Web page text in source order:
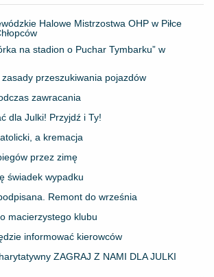
Halowe Mistrzostwa OHP w Piłce
na stadion o Puchar Tymbarku” w
zasady przeszukiwania pojazdów
zawracania
dla Julki! Przyjdź i Ty!
a kremacja
przez zimę
świadek wypadku
Remont do września
macierzystego klubu
informować kierowców
ZAGRAJ Z NAMI DLA JULKI